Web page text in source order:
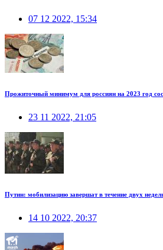
07 12 2022, 15:34
Прожиточный минимум для россиян на 2023 год
23 11 2022, 21:05
Путин: мобилизацию завершат в течение двух
14 10 2022, 20:37